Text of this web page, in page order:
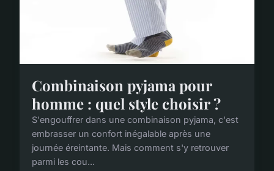
Combinaison pyjama pour
homme : quel style choisir ?
S'engouffrer dans une combinaison pyjama, c'est
embrasser un confort inégalable après une
journée éreintante. Mais comment s'y retrouver
parmi les cou...